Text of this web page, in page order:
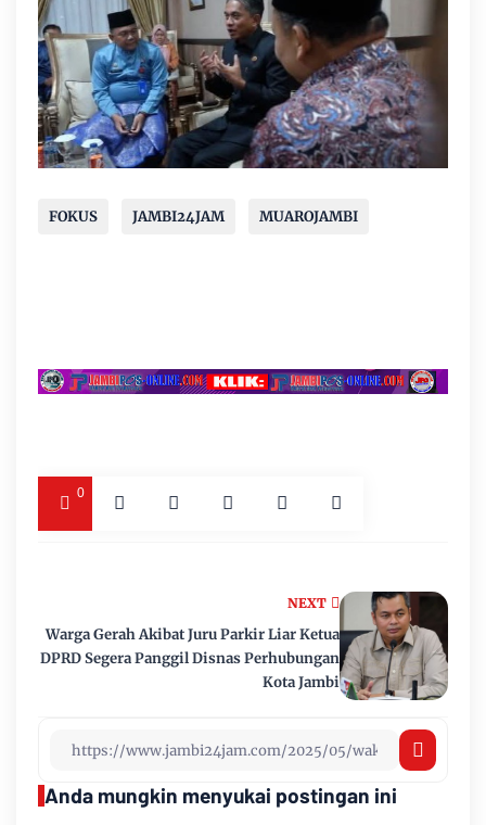
FOKUS JAMBI24JAM MUAROJAMBI
0
NEXT
Warga Gerah Akibat Juru Parkir Liar Ketua
DPRD Segera Panggil Disnas Perhubungan
Kota Jambi
Anda mungkin menyukai postingan ini